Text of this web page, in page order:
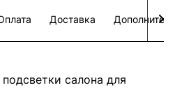
Доставка
салона для